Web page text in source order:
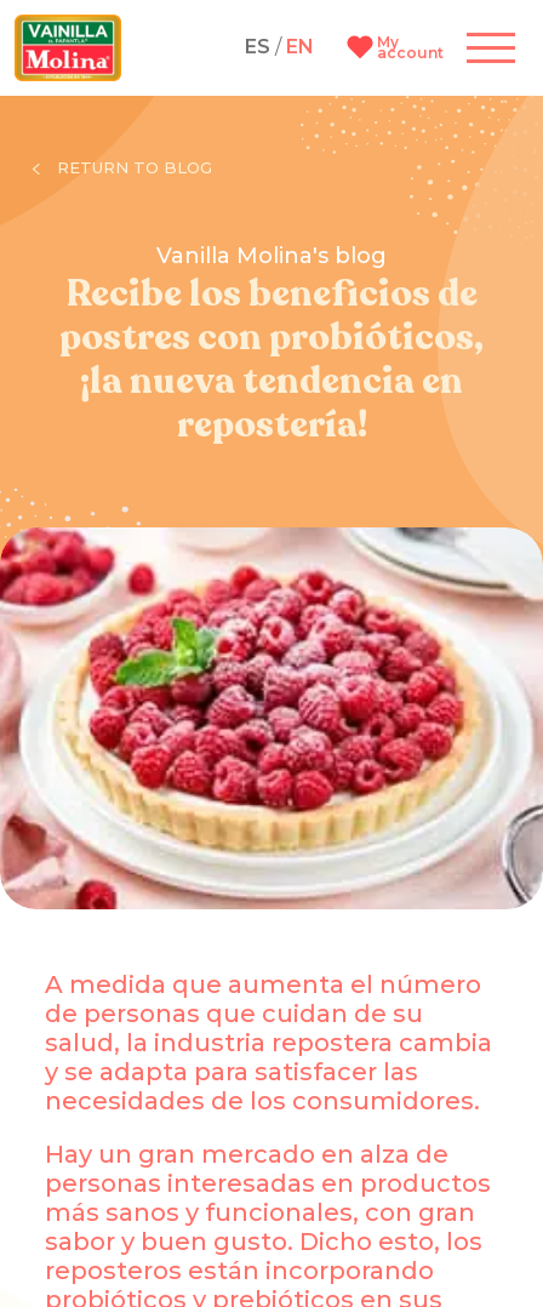
ES / EN My
account
RETURN TO BLOG
Vanilla Molina's blog
Recibe los beneficios de
postres con probióticos,
¡la nueva tendencia en
repostería!
A medida que aumenta el número
de personas que cuidan de su
salud, la industria repostera cambia
y se adapta para satisfacer las
necesidades de los consumidores.
Hay un gran mercado en alza de
personas interesadas en productos
más sanos y funcionales, con gran
sabor y buen gusto. Dicho esto, los
reposteros están incorporando
probióticos y prebióticos en sus